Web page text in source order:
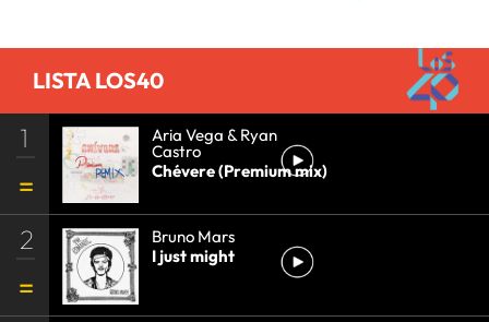
LISTA LOS40
1 Aria Vega & Ryan
Castro
Chévere (Premium mix)
2
Bruno Mars
I just might